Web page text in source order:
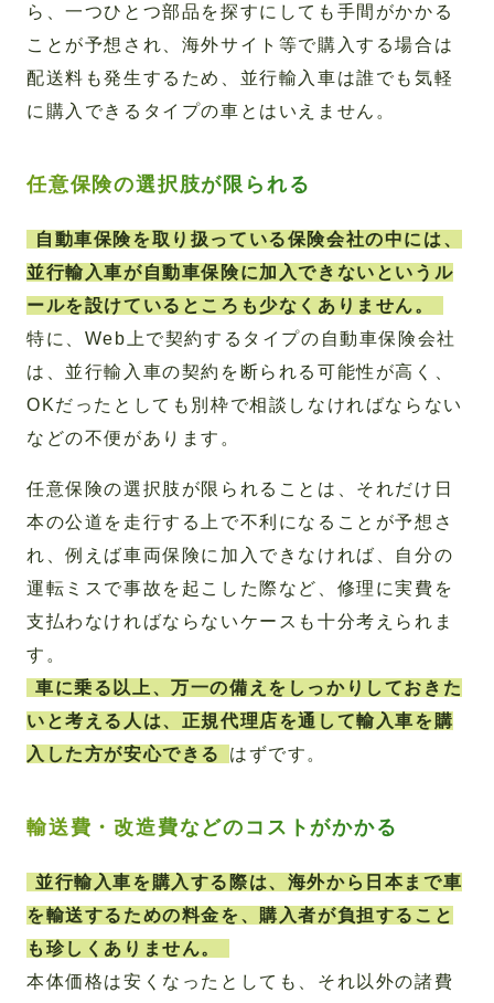
ら、一つひとつ部品を探すにしても手間がかかる
ことが予想され、海外サイト等で購入する場合は
配送料も発生するため、並行輸入車は誰でも気軽
に購入できるタイプの車とはいえません。
任意保険の選択肢が限られる
自動車保険を取り扱っている保険会社の中には、
並行輸入車が自動車保険に加入できないというル
ールを設けているところも少なくありません。
特に、Web上で契約するタイプの自動車保険会社
は、並行輸入車の契約を断られる可能性が高く、
OKだったとしても別枠で相談しなければならない
などの不便があります。
任意保険の選択肢が限られることは、それだけ日
本の公道を走行する上で不利になることが予想さ
れ、例えば車両保険に加入できなければ、自分の
運転ミスで事故を起こした際など、修理に実費を
支払わなければならないケースも十分考えられま
す。
車に乗る以上、万一の備えをしっかりしておきた
いと考える人は、正規代理店を通して輸入車を購
入した方が安心できる
はずです。
輸送費・改造費などのコストがかかる
並行輸入車を購入する際は、海外から日本まで車
を輸送するための料金を、購入者が負担すること
も珍しくありません。
本体価格は安くなったとしても、それ以外の諸費